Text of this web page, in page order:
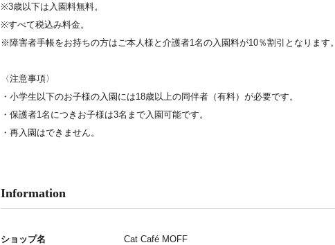
※3歳以下は入園料無料。
※すべて税込み料金。
※障害者手帳をお持ちの方はご本人様と介護者1名の入園料が10％割引となります。
〈注意事項〉
・小学生以下のお子様の入園には18歳以上の同伴者（有料）が必要です。
・保護者1名につきお子様は3名まで入園可能です。
・再入園はできません。
Information
ショップ名 Cat Café MOFF